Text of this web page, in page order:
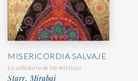
MISERICORDIA SALVAJE
La sabiduría de las místicas
Starr, Mirabai